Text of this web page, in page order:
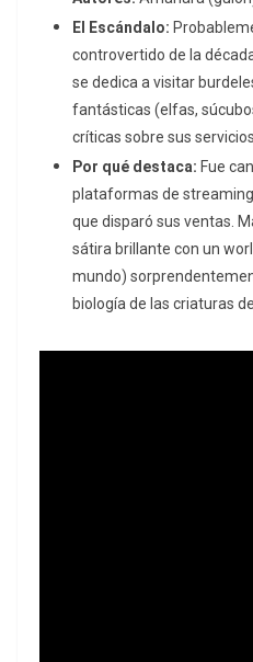
El Escándalo:
controvertido de la
se dedica a visitar
fantásticas (elfas,
críticas sobre sus servicios.
Por qué destaca: Fue
plataformas de streaming
que disparó sus ventas.
sátira brillante con un
mundo)
biología de las criaturas